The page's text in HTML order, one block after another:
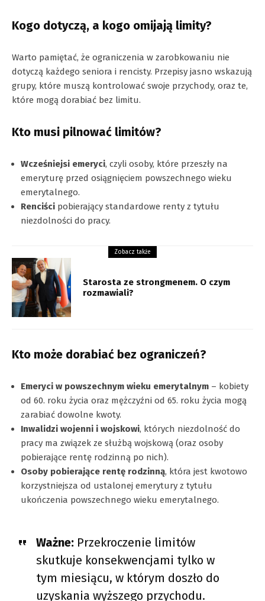
Kogo dotyczą, a kogo omijają limity?
Warto pamiętać, że ograniczenia w zarobkowaniu nie
dotyczą każdego seniora i rencisty. Przepisy jasno wskazują
grupy, które muszą kontrolować swoje przychody, oraz te,
które mogą dorabiać bez limitu.
Kto musi pilnować limitów?
Wcześniejsi emeryci, czyli osoby, które przeszły na
emeryturę przed osiągnięciem powszechnego wieku
emerytalnego.
Renciści pobierający standardowe renty z tytułu
niezdolności do pracy.
Zobacz także
Starosta ze strongmenem. O czym
rozmawiali?
Kto może dorabiać bez ograniczeń?
Emeryci w powszechnym wieku emerytalnym – kobiety
od 60. roku życia oraz mężczyźni od 65. roku życia mogą
zarabiać dowolne kwoty.
Inwalidzi wojenni i wojskowi, których niezdolność do
pracy ma związek ze służbą wojskową (oraz osoby
pobierające rentę rodzinną po nich).
Osoby pobierające rentę rodzinną, która jest kwotowo
korzystniejsza od ustalonej emerytury z tytułu
ukończenia powszechnego wieku emerytalnego.
Ważne:Przekroczenie limitów
skutkuje konsekwencjami tylko w
tym miesiącu, w którym doszło do
uzyskania wyższego przychodu.